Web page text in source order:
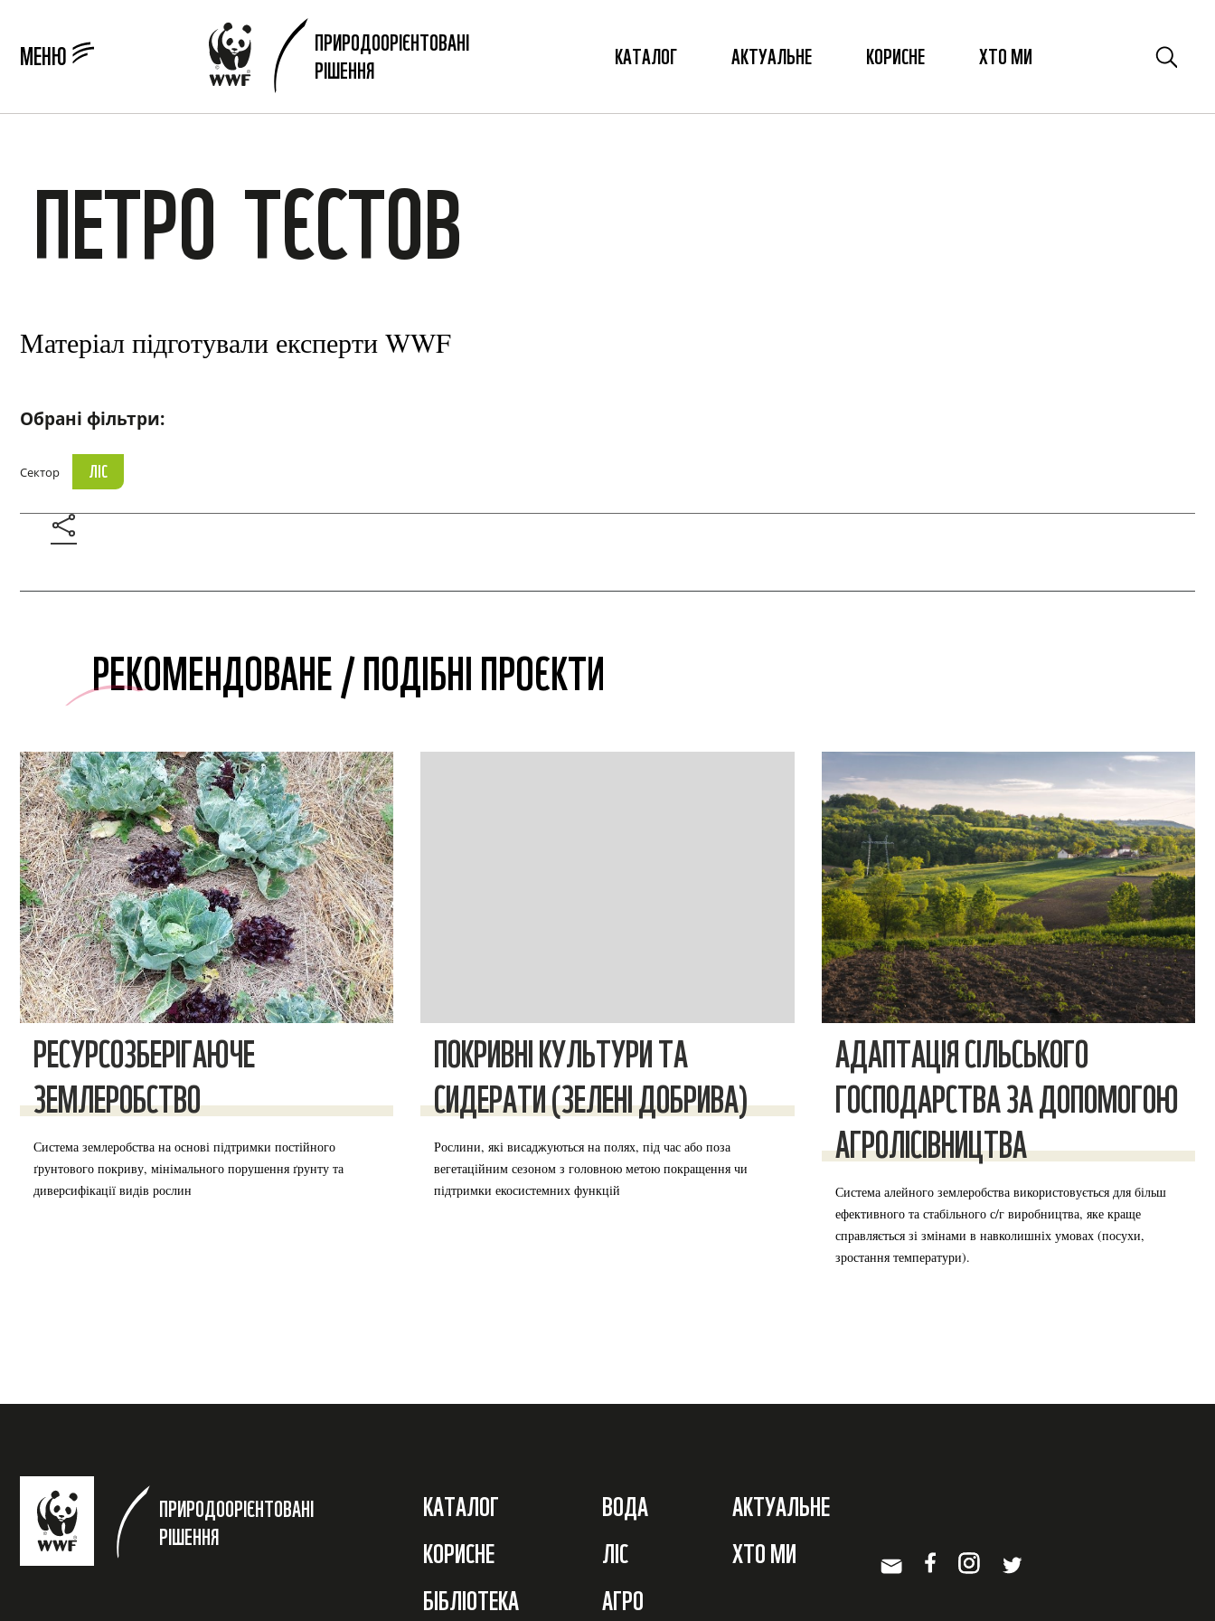
МЕНЮ
ПРИРОДООРІЄНТОВАНІ
РІШЕННЯ
КАТАЛОГ АКТУАЛЬНЕ КОРИСНЕ ХТО МИ
ПЕТРО ТЄСТОВ
Матеріал підготували експерти WWF
Обрані фільтри:
Сектор ЛІС
РЕКОМЕНДОВАНЕ / ПОДІБНІ ПРОЄКТИ
РЕСУРСОЗБЕРІГАЮЧЕ
ЗЕМЛЕРОБСТВО
Система землеробства на основі підтримки постійного
ґрунтового покриву, мінімального порушення ґрунту та
диверсифікації видів рослин
ПОКРИВНІ КУЛЬТУРИ ТА
СИДЕРАТИ (ЗЕЛЕНІ ДОБРИВА)
Рослини, які висаджуються на полях, під час або поза
вегетаційним сезоном з головною метою покращення чи
підтримки екосистемних функцій
АДАПТАЦІЯ СІЛЬСЬКОГО
ГОСПОДАРСТВА ЗА ДОПОМОГОЮ
АГРОЛІСІВНИЦТВА
Система алейного землеробства використовується для більш
ефективного та стабільного с/г виробництва, яке краще
справляється зі змінами в навколишніх умовах (посухи,
зростання температури).
ПРИРОДООРІЄНТОВАНІ
РІШЕННЯ
КАТАЛОГ
КОРИСНЕ
БІБЛІОТЕКА
ВОДА
ЛІС
АГРО
АКТУАЛЬНЕ
ХТО МИ